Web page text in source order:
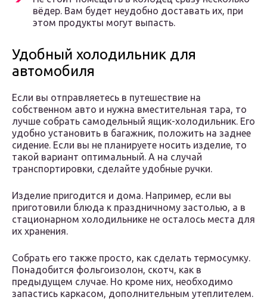
вёдер. Вам будет неудобно доставать их, при
этом продукты могут выпасть.
Удобный холодильник для
автомобиля
Если вы отправляетесь в путешествие на
собственном авто и нужна вместительная тара, то
лучше собрать самодельный ящик-холодильник. Его
удобно установить в багажник, положить на заднее
сидение. Если вы не планируете носить изделие, то
такой вариант оптимальный. А на случай
транспортировки, сделайте удобные ручки.
Изделие пригодится и дома. Например, если вы
приготовили блюда к праздничному застолью, а в
стационарном холодильнике не осталось места для
их хранения.
Собрать его также просто, как сделать термосумку.
Понадобится фольгоизолон, скотч, как в
предыдущем случае. Но кроме них, необходимо
запастись каркасом, дополнительным утеплителем.